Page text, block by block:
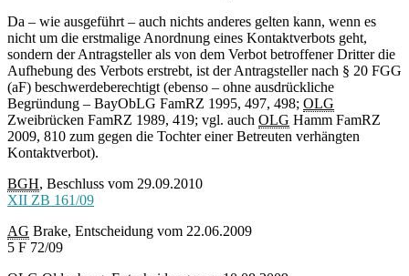
Da – wie ausgeführt – auch nichts anderes gelten kann, wenn es
nicht um die erstmalige Anordnung eines Kontaktverbots geht,
sondern der Antragsteller als von dem Verbot betroffener Dritter die
Aufhebung des Verbots erstrebt, ist der Antragsteller nach § 20 FGG
(aF) beschwerdeberechtigt (ebenso – ohne ausdrückliche
Begründung – BayObLG FamRZ 1995, 497, 498; OLG
Zweibrücken FamRZ 1989, 419; vgl. auch OLG Hamm FamRZ
2009, 810 zum gegen die Tochter einer Betreuten verhängten
Kontaktverbot).
BGH, Beschluss vom 29.09.2010
XII ZB 161/09
AG Brake, Entscheidung vom 22.06.2009
5 F 72/09